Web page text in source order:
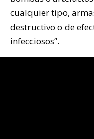
cualquier tipo,
destructivo o de
infecciosos”.